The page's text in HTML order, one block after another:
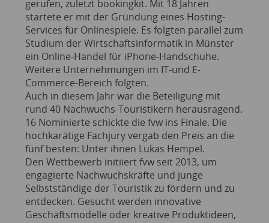
gerufen, zuletzt bookingkit. Mit 18 Jahren
startete er mit der Gründung eines Hosting-
Services für Onlinespiele. Es folgten parallel zum
Studium der Wirtschaftsinformatik in Münster
ein Online-Handel für iPhone-Handschuhe.
Weitere Unternehmungen im IT-und E-
Commerce-Bereich folgten.
Auch in diesem Jahr war die Beteiligung mit
rund 40 Nachwuchs-Touristikern herausragend.
16 Nominierte schickte die fvw ins Finale. Die
hochkarätige Fachjury vergab den Preis an die
fünf besten: Unter ihnen Lukas Hempel.
Den Wettbewerb initiiert fvw seit 2013, um
engagierte Nachwuchskräfte und junge
Selbstständige der Touristik zu fördern und zu
entdecken. Gesucht werden innovative
Geschäftsmodelle oder kreative Produktideen,